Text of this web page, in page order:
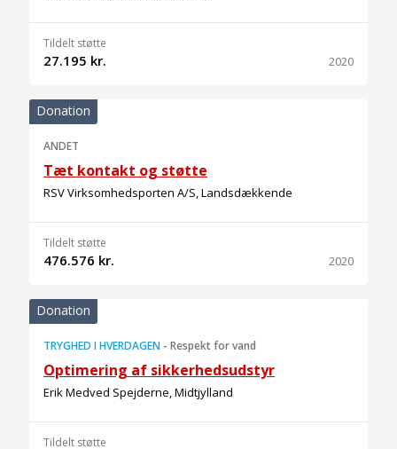
Tildelt støtte
27.195 kr. 2020
Donation
ANDET
Tæt kontakt og støtte
RSV Virksomhedsporten A/S, Landsdækkende
Tildelt støtte
476.576 kr. 2020
Donation
TRYGHED I HVERDAGEN - Respekt for vand
Optimering af sikkerhedsudstyr
Erik Medved Spejderne, Midtjylland
Tildelt støtte